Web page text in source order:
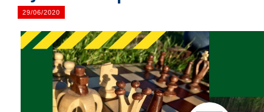
29/06/2020